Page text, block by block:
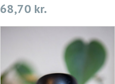
68,70 kr.